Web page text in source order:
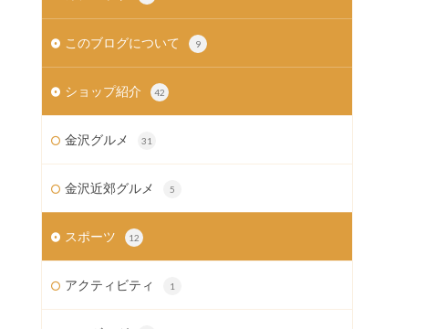
このブログについて 9
ショップ紹介 42
金沢グルメ 31
金沢近郊グルメ 5
スポーツ 12
アクティビティ 1